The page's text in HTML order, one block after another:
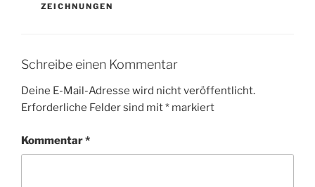
ZEICHNUNGEN
Schreibe einen Kommentar
Deine E-Mail-Adresse wird nicht veröffentlicht.
Erforderliche Felder sind mit* markiert
Kommentar*